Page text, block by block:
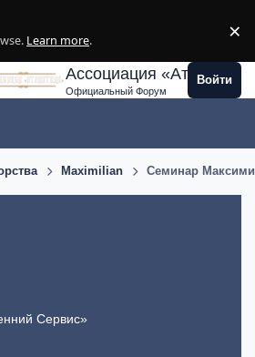
Learn more. ×
Ассоциация
Официальный Форум
Войти
Maximilian Семинар
Сервис»